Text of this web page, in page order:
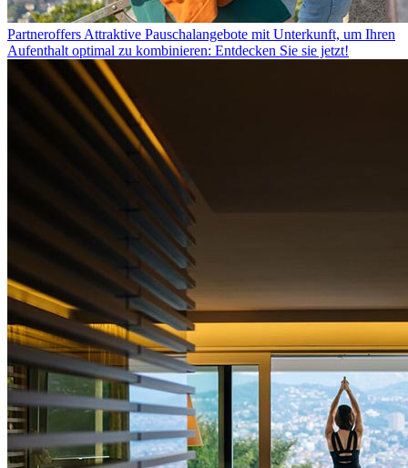
Partneroffers Attraktive Pauschalangebote mit Unterkunft, um Ihren
Aufenthalt optimal zu kombinieren: Entdecken Sie sie jetzt!